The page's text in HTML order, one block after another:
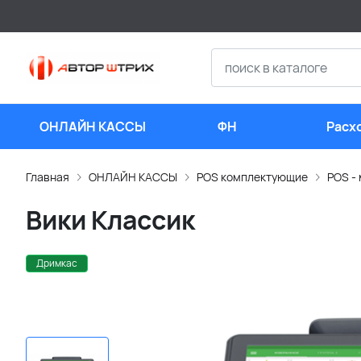
ОНЛАЙН КАССЫ ФН
Главная ОНЛАЙН КАССЫ POS комплектующие POS
Вики Классик
Дримкас